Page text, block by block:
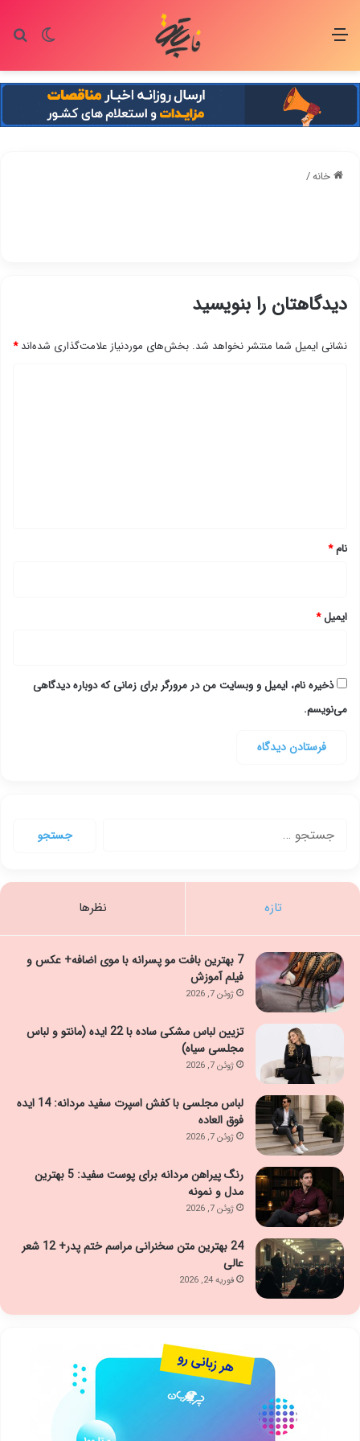
تغییر منو
خانه/
دیدگاهتان را بنویسید
نشانی ایمیل شما منتشر نخواهد شد. بخش‌های موردنیاز علامت‌گذاری شده‌اند*
نام*
ایمیل*
ذخیره نام، ایمیل و وبسایت من در مرورگر برای زمانی که دوباره دیدگاهی
می‌نویسم.
تازه نظرها
7 بهترین بافت مو پسرانه با موی اضافه+ عکس و
فیلم آموزش
ژوئن 7, 2026
تزیین لباس مشکی ساده با 22 ایده (مانتو و لباس
مجلسی سیاه)
ژوئن 7, 2026
لباس مجلسی با کفش اسپرت سفید مردانه: 14 ایده
فوق العاده
ژوئن 7, 2026
رنگ پیراهن مردانه برای پوست سفید: 5 بهترین
مدل و نمونه
ژوئن 7, 2026
24 بهترین متن سخنرانی مراسم ختم پدر+ 12 شعر
عالی
فوریه 24, 2026